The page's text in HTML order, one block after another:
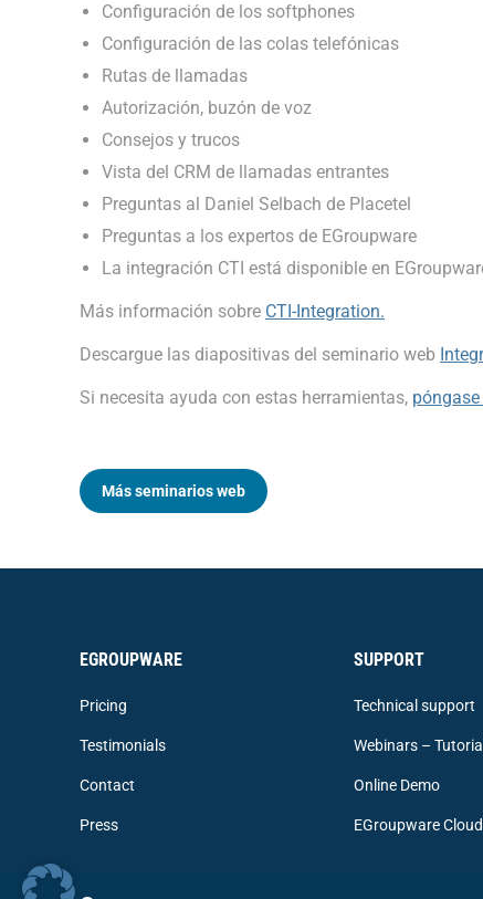
Configuración de los softphones
Configuración de las colas telefónicas
Rutas de llamadas
Autorización, buzón de voz
Consejos y trucos
Vista del CRM de llamadas entrantes
Preguntas al Daniel Selbach de Placetel
Preguntas a los expertos de EGroupware
La integración CTI está disponible en
Más información sobre CTI-Integration.
Descargue las diapositivas del seminario web
Si necesita ayuda con estas herramientas,
Más seminarios web
EGROUPWARE
Pricing
Testimonials
Contact
Press
SUPPORT
Technical support
Webinars –
Online Demo
EGroupware